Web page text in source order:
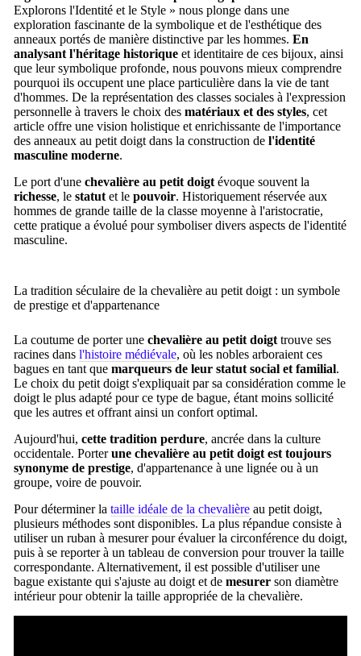
Explorons l'Identité et le Style » nous plonge dans une
exploration fascinante de la symbolique et de l'esthétique des
anneaux portés de manière distinctive par les hommes. En
analysant l'héritage historique et identitaire de ces bijoux, ainsi
que leur symbolique profonde, nous pouvons mieux comprendre
pourquoi ils occupent une place particulière dans la vie de tant
d'hommes. De la représentation des classes sociales à l'expression
personnelle à travers le choix des matériaux et des styles, cet
article offre une vision holistique et enrichissante de l'importance
des anneaux au petit doigt dans la construction de l'identité
masculine moderne.
Le port d'une chevalière au petit doigt évoque souvent la
richesse, le statut et le pouvoir. Historiquement réservée aux
hommes de grande taille de la classe moyenne à l'aristocratie,
cette pratique a évolué pour symboliser divers aspects de l'identité
masculine.
La tradition séculaire de la chevalière au petit doigt : un symbole
de prestige et d'appartenance
La coutume de porter une chevalière au petit doigt trouve ses
racines dans l'histoire médiévale, où les nobles arboraient ces
bagues en tant que marqueurs de leur statut social et familial.
Le choix du petit doigt s'expliquait par sa considération comme le
doigt le plus adapté pour ce type de bague, étant moins sollicité
que les autres et offrant ainsi un confort optimal.
Aujourd'hui, cette tradition perdure, ancrée dans la culture
occidentale. Porterune chevalière au petit doigt est toujours
synonyme de prestige, d'appartenance à une lignée ou à un
groupe, voire de pouvoir.
Pour déterminer la taille idéale de la chevalière au petit doigt,
plusieurs méthodes sont disponibles. La plus répandue consiste à
utiliser un ruban à mesurer pour évaluer la circonférence du doigt,
puis à se reporter à un tableau de conversion pour trouver la taille
correspondante. Alternativement, il est possible d'utiliser une
bague existante qui s'ajuste au doigt et de mesurer son diamètre
intérieur pour obtenir la taille appropriée de la chevalière.